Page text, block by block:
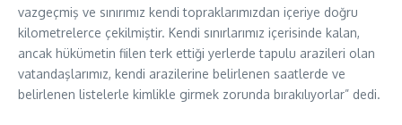
vazgeçmiş ve sınırımız kendi topraklarımızdan içeriye doğru
kilometrelerce çekilmiştir. Kendi sınırlarımız içerisinde kalan,
ancak hükümetin fiilen terk ettiği yerlerde tapulu arazileri olan
vatandaşlarımız, kendi arazilerine belirlenen saatlerde ve
belirlenen listelerle kimlikle girmek zorunda bırakılıyorlar” dedi.